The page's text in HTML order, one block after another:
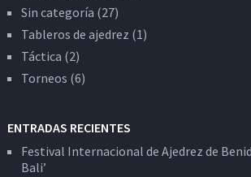
Sin categoría (27)
Tableros de ajedrez (1)
Táctica (2)
Torneos (6)
ENTRADAS RECIENTES
Festival Internacional de Ajedrez de
Bali’